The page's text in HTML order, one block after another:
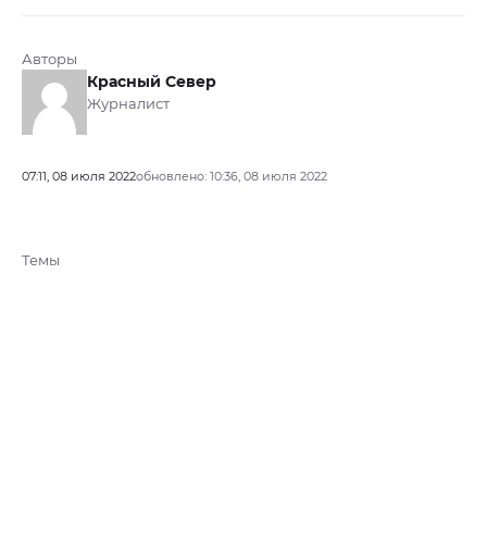
Авторы
Красный Север
Журналист
07:11, 08 июля 2022обновлено: 10:36, 08 июля 2022
Темы